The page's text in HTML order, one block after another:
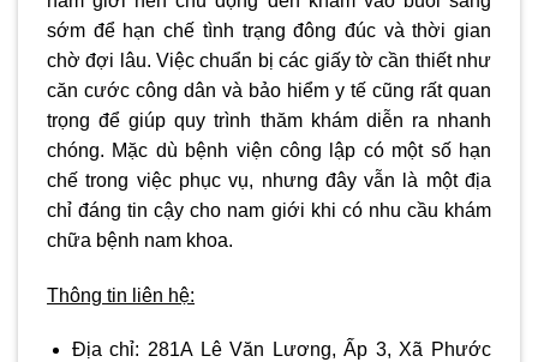
sớm để hạn chế tình trạng đông đúc và thời gian
chờ đợi lâu. Việc chuẩn bị các giấy tờ cần thiết như
căn cước công dân và bảo hiểm y tế cũng rất quan
trọng để giúp quy trình thăm khám diễn ra nhanh
chóng. Mặc dù bệnh viện công lập có một số hạn
chế trong việc phục vụ, nhưng đây vẫn là một địa
chỉ đáng tin cậy cho nam giới khi có nhu cầu khám
chữa bệnh nam khoa.
Thông tin liên hệ:
Địa chỉ: 281A Lê Văn Lương, Ấp 3, Xã Phước